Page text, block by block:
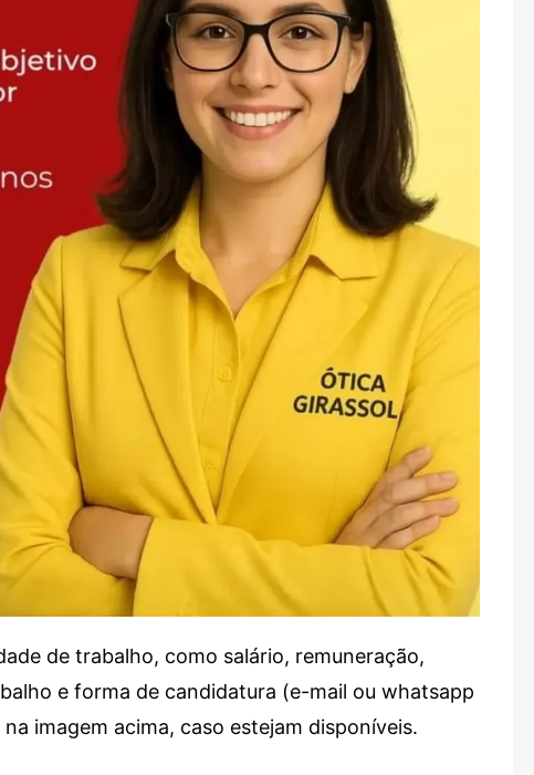
de trabalho, como salário, remuneração,
e forma de candidatura (e-mail ou whatsapp
imagem acima, caso estejam disponíveis.